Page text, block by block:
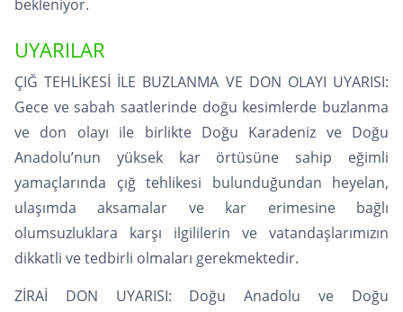
bekleniyor.
UYARILAR
ÇIĞ TEHLİKESİ İLE BUZLANMA VE DON OLAYI UYARISI:
Gece ve sabah saatlerinde doğu kesimlerde buzlanma
ve don olayı ile birlikte Doğu Karadeniz ve Doğu
Anadolu’nun yüksek kar örtüsüne sahip eğimli
yamaçlarında çığ tehlikesi bulunduğundan heyelan,
ulaşımda aksamalar ve kar erimesine bağlı
olumsuzluklara karşı ilgililerin ve vatandaşlarımızın
dikkatli ve tedbirli olmaları gerekmektedir.
ZİRAİ DON UYARISI: Doğu Anadolu ve Doğu